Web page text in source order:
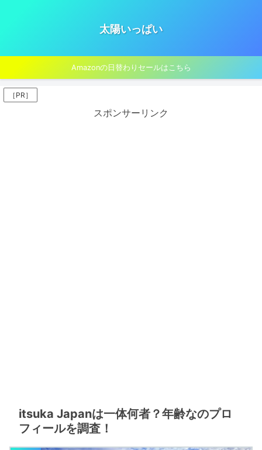
太陽いっぱい
Amazonの日替わりセールはこちら
［PR］
スポンサーリンク
itsuka Japanは一体何者？年齢なのプロ
フィールを調査！